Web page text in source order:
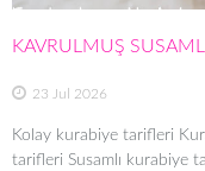
KAVRULMUŞ
23 Jul 2026
Kolay kurabiye tarifleri
tarifleri Susamlı kurabiye